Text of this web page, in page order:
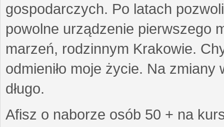
gospodarczych. Po latach
powolne urządzenie pierwszego
marzeń, rodzinnym Krakowie.
odmieniło moje życie. Na
długo.
Afisz o naborze osób 50 + na